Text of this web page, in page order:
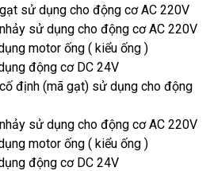
sử dụng cho động cơ AC 220V
sử dụng cho động cơ AC 220V
motor ống ( kiểu ống )
động cơ DC 24V
định (mã gạt) sử dụng cho động
sử dụng cho động cơ AC 220V
motor ống ( kiểu ống )
động cơ DC 24V